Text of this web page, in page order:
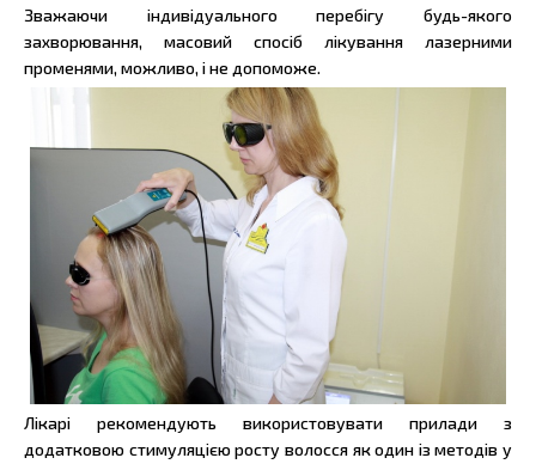
Зважаючи індивідуального перебігу будь-якого
захворювання, масовий спосіб лікування лазерними
променями, можливо, і не допоможе.
Лікарі рекомендують використовувати прилади з
додатковою стимуляцією росту волосся як один із методів у